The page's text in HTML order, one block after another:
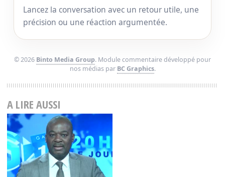
Lancez la conversation avec un retour utile, une
précision ou une réaction argumentée.
© 2026 Binto Media Group. Module commentaire développé pour
nos médias par BC Graphics.
A LIRE AUSSI